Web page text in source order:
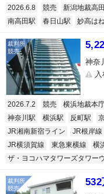
2026.6.8 競売 新潟地裁高
南高田駅
春日山駅 妙高は
神奈
2026.7.2 競売 横浜地裁本
神奈川駅
横浜駅 反町駅
JR湘南新宿ライン
JR根岸線
JR横須賀線
東急東横線 横
ザ・ヨコハマタワーズタワー